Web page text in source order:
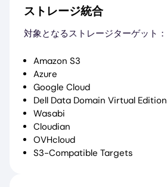
ストレージ統合
対象となるストレージターゲット：
Amazon S3
Azure
Google Cloud
Dell Data Domain Virtual Edition
Wasabi
Cloudian
OVHcloud
S3-Compatible Targets